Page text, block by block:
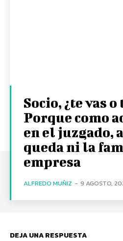
Socio, ¿te vas o
Porque como
en el juzgado,
queda ni la
empresa
ALFREDO MUÑIZ - 9 AGOSTO,
DEJA UNA RESPUESTA